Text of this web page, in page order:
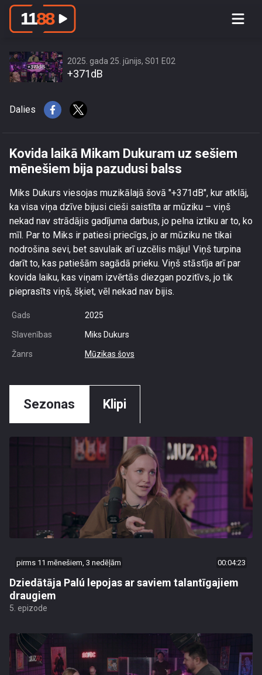
Kovida laikā Mikam Dukuram uz
2025. gada 25. jūnijs, S01 E02
+371dB
Dalies
Kovida laikā Mikam Dukuram uz sešiem
mēnešiem bija pazudusi balss
Miks Dukurs viesojas muzikālajā šovā "+371dB", kur atklāj,
ka visa viņa dzīve bijusi cieši saistīta ar mūziku – viņš
nekad nav strādājis gadījuma darbus, jo pelna iztiku ar to, ko
mīl. Par to Miks ir patiesi priecīgs, jo ar mūziku ne tikai
nodrošina sevi, bet savulaik arī uzcēlis māju! Viņš turpina
darīt to, kas patiešām sagādā prieku. Viņš stāstīja arī par
kovida laiku, kas viņam izvērtās diezgan pozitīvs, jo tik
pieprasīts viņš, šķiet, vēl nekad nav bijis.
Gads 2025
Slavenības Miks Dukurs
Žanrs Mūzikas šovs
Sezonas Klipi
pirms 11 mēnešiem, 3 nedēļām 00:04:23
Dziedātāja Palú lepojas ar saviem talantīgajiem
draugiem
5. epizode